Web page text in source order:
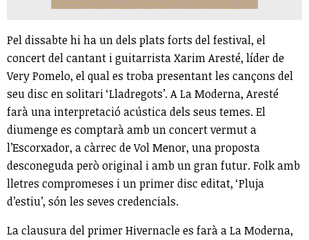
Pel dissabte hi ha un dels plats forts del festival, el
concert del cantant i guitarrista Xarim Aresté, líder de
Very Pomelo, el qual es troba presentant les cançons del
seu disc en solitari ‘Lladregots’. A La Moderna, Aresté
farà una interpretació acústica dels seus temes. El
diumenge es comptarà amb un concert vermut a
l’Escorxador, a càrrec de Vol Menor, una proposta
desconeguda però original i amb un gran futur. Folk amb
lletres compromeses i un primer disc editat, ‘Pluja
d’estiu’, són les seves credencials.
La clausura del primer Hivernacle es farà a La Moderna,